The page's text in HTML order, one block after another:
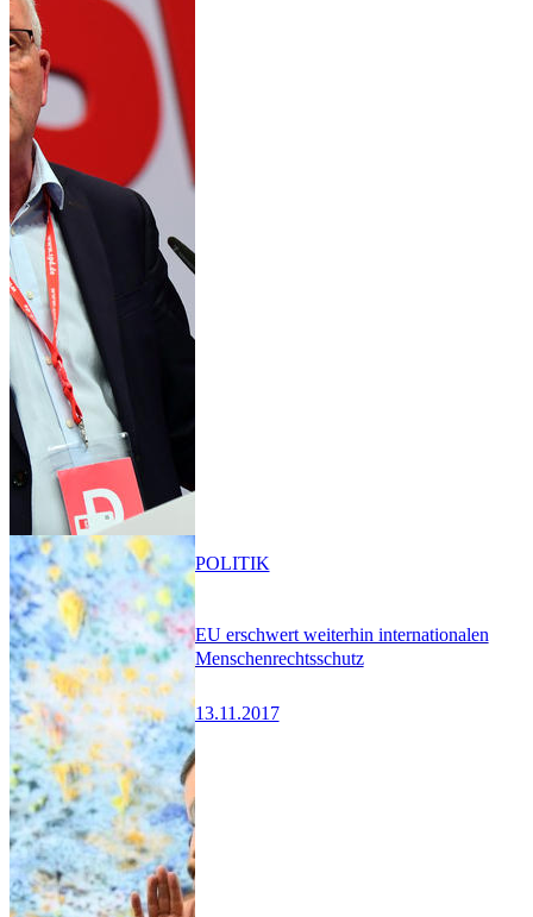
EU erschwert weiterhin internationalen
Menschenrechtsschutz
13.11.2017
POLITIK